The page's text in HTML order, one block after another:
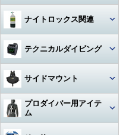
ハンガー
時計（ダイバーウォッチ）
ログブック
リール
フロート
ロープ
ジャケット
パンツ
帽子
水着
サングラス
タオル
Oリング
ボンド
エアーガン
工具
ホース‐レギュレター
図鑑
教材
その他
ナイトロックス関連
レギュレター
ゲージ
タンク
アクセサリー・その他
テクニカルダイビング
BC（プラダー・ウィング）
ダイブコンピューター
フィン
サイドマウント
レギュレター
プロダイバー用アイテ
ム